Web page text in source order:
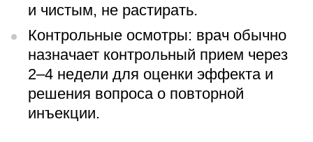
и чистым, не растирать.
Контрольные осмотры: врач обычно
назначает контрольный прием через
2–4 недели для оценки эффекта и
решения вопроса о повторной
инъекции.